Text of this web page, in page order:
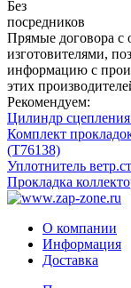
Без
посредников
Прямые договора с
изготовителями,
информацию с
этих
Рекомендуем:
Цилиндр
Комплект
(T76138)
Уплотнитель
Прокладка
О компании
Информация
Доставка